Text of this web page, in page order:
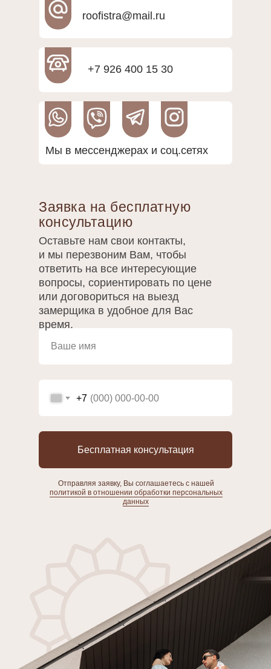
+7 926 400 15 30
Мы в мессенджерах и соц.сетях
roofistra@mail.ru
Бесплатная консультация
+7
Оставьте нам свои контакты,
и мы перезвоним Вам, чтобы
ответить на все интересующие
вопросы, сориентировать по цене
или договориться на выезд
замерщика в удобное для Вас
время.
Заявка на бесплатную
консультацию
Отправляя заявку, Вы соглашаетесь с нашей
политикой в отношении обработки персональных
данных